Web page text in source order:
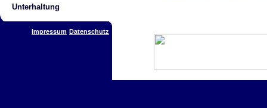
Unterhaltung
Impressum Datenschutz